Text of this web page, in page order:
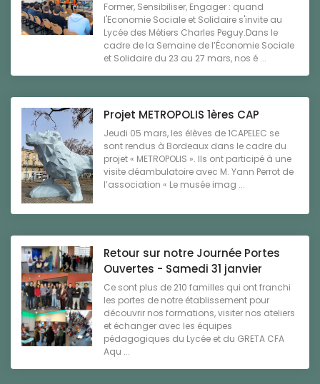
Former, Sensibiliser, Engager : quand
l'Economie Sociale et Solidaire s'invite au
Lycée des Métiers Charles Peguy.Dans le
cadre de la Semaine de l’Économie Sociale
et Solidaire du 23 au 27 mars, nos é ...
Projet METROPOLIS 1ères CAP
Jeudi 05 mars, les élèves de 1CAPELEC se
sont rendus à Bordeaux dans le cadre du
projet « METROPOLIS ». Ils ont participé à une
visite déambulatoire avec M. Yann Perrot de
l’association « Le musée imag ...
Retour sur notre Journée Portes
Ouvertes - Samedi 31 janvier
Ce sont plus de 210 familles qui ont franchi
les portes de notre établissement pour
découvrir nos formations, visiter nos ateliers
et échanger avec les équipes
pédagogiques du Lycée et du GRETA CFA
Aqu ...